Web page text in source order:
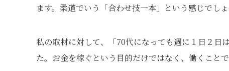
ます。柔道でいう「合わせ技一本」という感じでしょ
私の取材に対して、「70代になっても週に１日２日
た。お金を稼ぐという目的だけではなく、働くこと